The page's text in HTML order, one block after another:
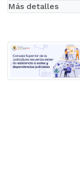
Más detalles